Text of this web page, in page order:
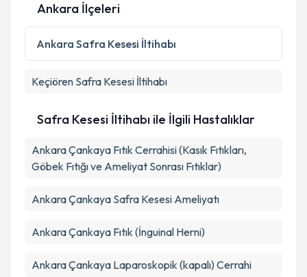
Kişisel verilerimin işlenmesine ilişkinAydınlatma
Metni 'ni okudum ve kişisel verilerimin belirtilen
kapsamda işlenmesini kabul ediyorum.
Ankara İlçeleri
Ankara Safra Kesesi İltihabı
Keçiören Safra Kesesi İltihabı
Safra Kesesi İltihabı ile İlgili Hastalıklar
Ankara Çankaya Fıtık Cerrahisi (Kasık Fıtıkları,
Göbek Fıtığı ve Ameliyat Sonrası Fıtıklar)
Ankara Çankaya Safra Kesesi Ameliyatı
Ankara Çankaya Fıtık (İnguinal Herni)
Ankara Çankaya Laparoskopik (kapalı) Cerrahi